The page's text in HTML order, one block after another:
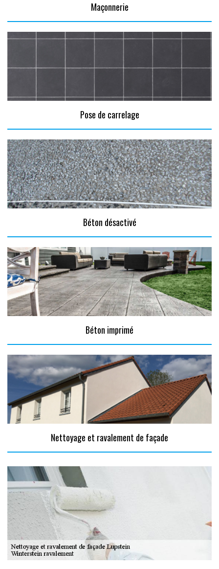
Maçonnerie
Pose de carrelage
Béton désactivé
Béton imprimé
Nettoyage et ravalement de façade